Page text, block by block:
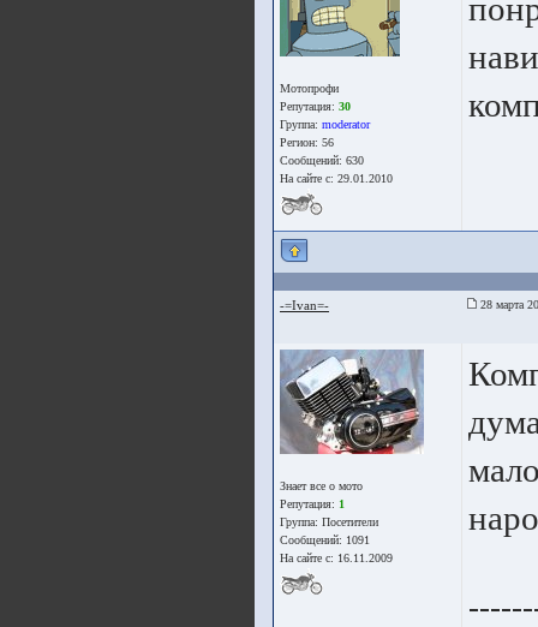
Мотопрофи
Репутация: 30
Группа: moderator
Регион: 56
Сообщений: 630
На сайте с: 29.01.2010
-=Ivan=- 28 марта
Знает все о мото
Репутация: 1
Группа: Посетители
Сообщений: 1091
На сайте с: 16.11.2009